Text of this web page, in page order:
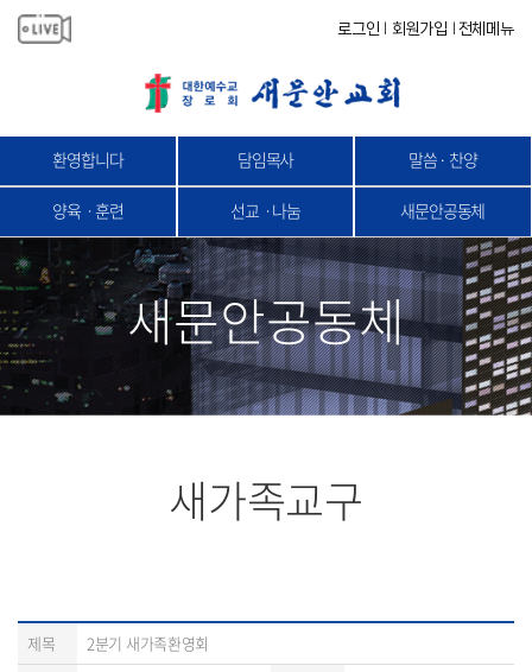
로그인 회원가입 전체메뉴
환영합니다 담임목사 말씀 · 찬양
양육ㆍ훈련 선교ㆍ나눔 새문안공동체
새문안공동체
새가족교구
제목
2분기 새가족환영회